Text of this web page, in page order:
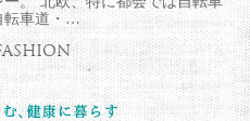
転車道・…